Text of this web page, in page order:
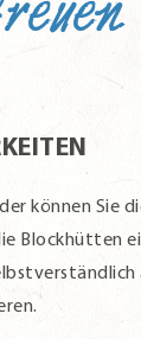
können Sie
Blockhütten